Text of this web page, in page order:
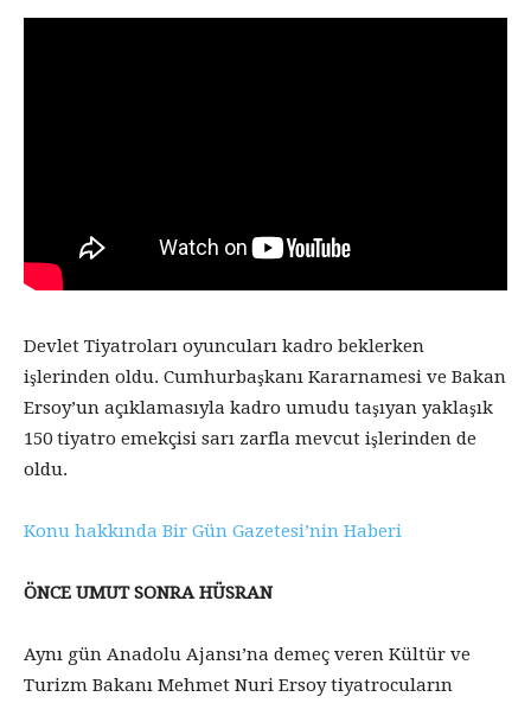
Devlet Tiyatroları oyuncuları kadro beklerken
işlerinden oldu. Cumhurbaşkanı Kararnamesi ve Bakan
Ersoy’un açıklamasıyla kadro umudu taşıyan yaklaşık
150 tiyatro emekçisi sarı zarfla mevcut işlerinden de
oldu.
Konu hakkında Bir Gün Gazetesi’nin Haberi
ÖNCE UMUT SONRA HÜSRAN
Aynı gün Anadolu Ajansı’na demeç veren Kültür ve
Turizm Bakanı Mehmet Nuri Ersoy tiyatrocuların